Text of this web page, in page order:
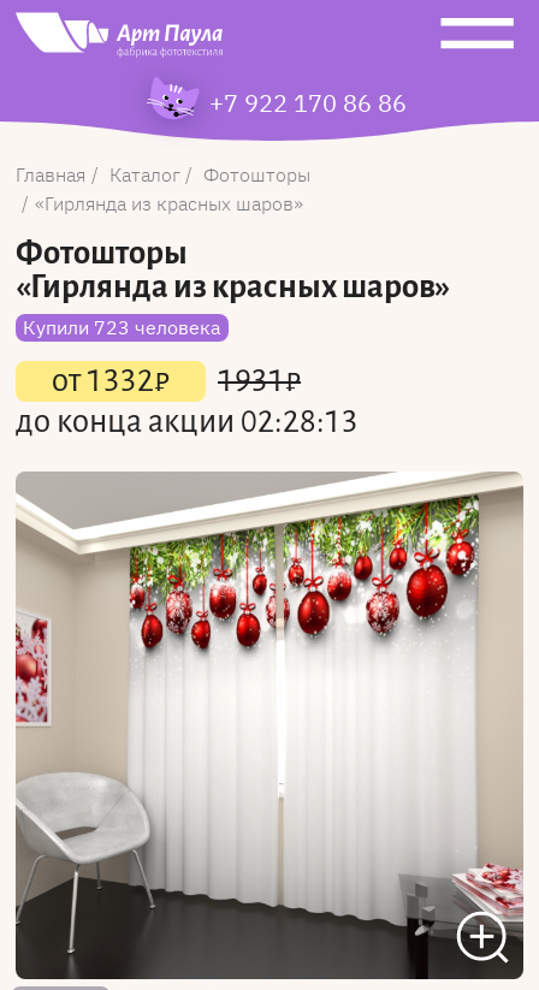
+7 922 170 86 86
Главная Каталог
Фотошторы
Гирлянда из красных шаров
Фотошторы
«Гирлянда из красных шаров»
Купили 723 человека
от1332₽ 1931₽
до конца акции 02:28:13